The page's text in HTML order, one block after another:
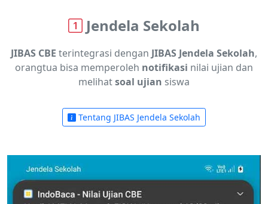
Jendela Sekolah
JIBAS CBE terintegrasi dengan JIBAS Jendela Sekolah,
orangtua bisa memperoleh notifikasi nilai ujian dan
melihatsoal ujian siswa
Tentang JIBAS Jendela Sekolah